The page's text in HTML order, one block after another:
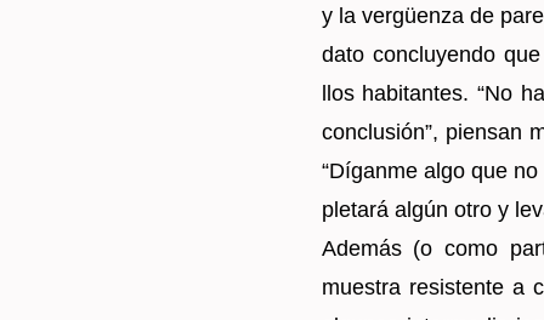
y la vergüenza de
dato con­clu­yen­do
llos ha­bi­tan­tes. “No
con­clu­sión”, pien­san
“Dí­gan­me algo que
ple­ta­rá algún otro y
Ade­más (o como
mues­tra re­sis­ten­te a